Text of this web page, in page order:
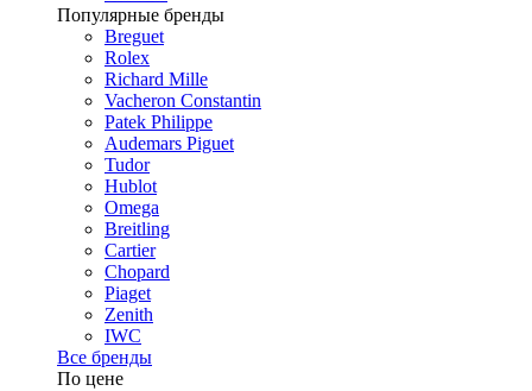
Популярные бренды
Breguet
Rolex
Richard Mille
Vacheron Constantin
Patek Philippe
Audemars Piguet
Tudor
Hublot
Omega
Breitling
Cartier
Chopard
Piaget
Zenith
IWC
Все бренды
По цене